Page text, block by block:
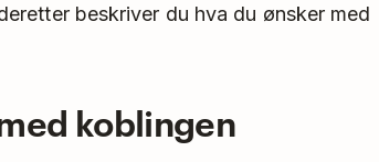
beskriver du hva du ønsker med
koblingen